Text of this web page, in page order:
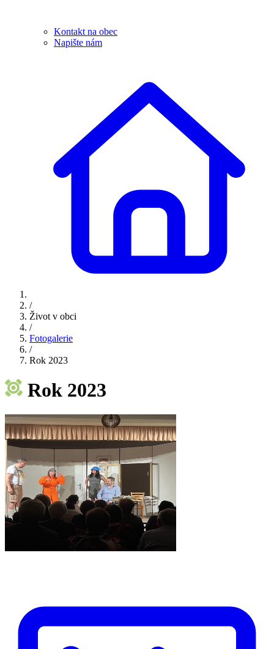
Kontakt na obec
Napište nám
/
Život v obci
/
Fotogalerie
/
Rok 2023
Rok 2023